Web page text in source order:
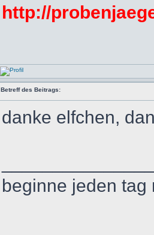
http://
Betreff des Beitrags:
danke elfchen,
beginne jeden